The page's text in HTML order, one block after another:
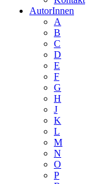
AutorInnen
A
B
C
D
E
F
G
H
J
K
L
M
N
O
P